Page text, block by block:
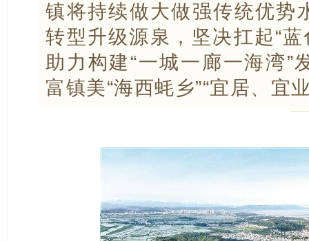
镇将持续做大做强传统优势
转型升级源泉，坚决扛起“
助力构建“一城一廊一海湾”
富镇美“海西蚝乡”“宜居、